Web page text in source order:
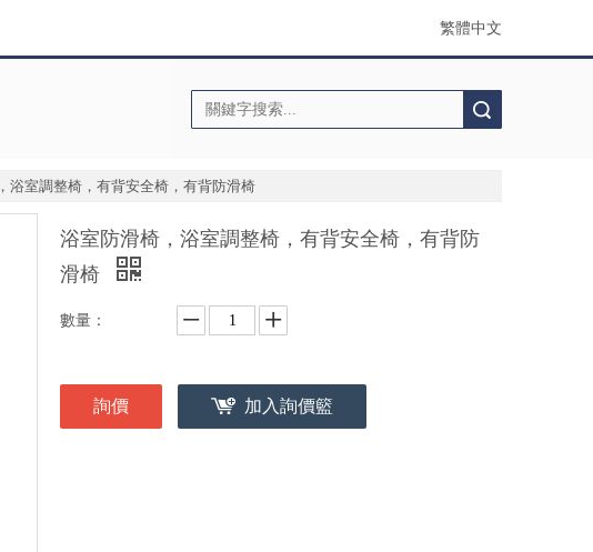
繁體中文
浴室調整椅，有背安全椅，有背防滑椅
浴室防滑椅，浴室調整椅，有背安全椅，有背防
滑椅
數量：
詢價 加入詢價籃